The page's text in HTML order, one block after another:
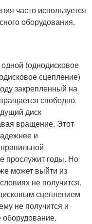
часто используется
оборудования.
(однодисковое
сцепление)
закрепленный на
свободно.
диск
вращение. Этот
и
прослужит годы. Но
может выйти из
не получится.
сцеплением
не получится и
оборудование.